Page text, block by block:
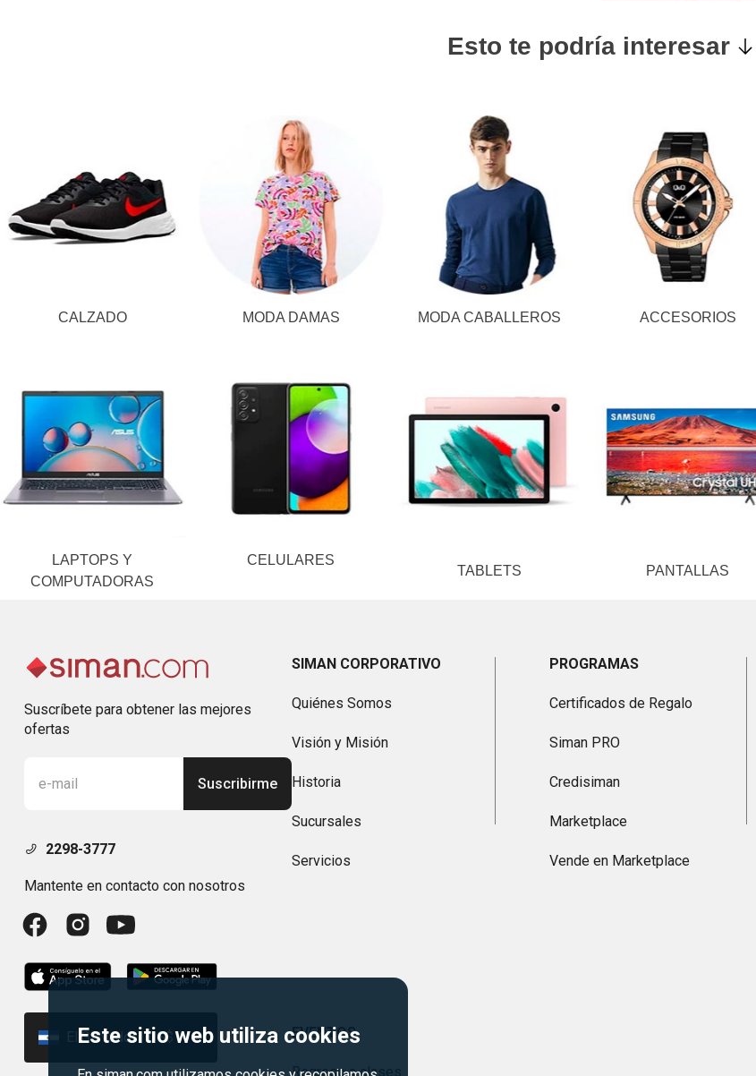
Este sitio web utiliza cookies
Esto te podría interesar
CALZADO MODA DAMAS MODA CABALLEROS ACCESORIOS
LAPTOPS Y
COMPUTADORAS
CELULARES
TABLETS PANTALLAS
Suscríbete para obtener las mejores
ofertas
Suscribirme
2298-3777
Mantente en contacto con nosotros
El Salvador | US$
SIMAN CORPORATIVO
Quiénes Somos
Visión y Misión
Historia
Sucursales
Servicios
PROGRAMAS
Certificados de Regalo
Siman PRO
Credisiman
Marketplace
Vende en Marketplace
EVENTOS
Regreso a clases